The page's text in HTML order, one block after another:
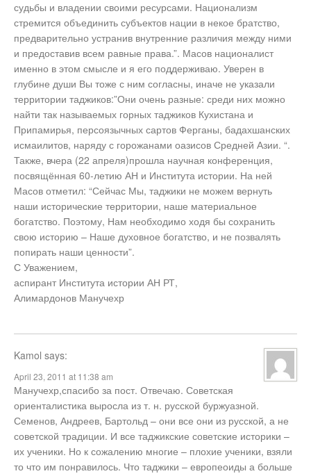
судьбы и владении своими ресурсами. Национализм
стремится объединить субъектов нации в некое братство,
предварительно устранив внутренние различия между ними
и предоставив всем равные права.”. Масов националист
именно в этом смысле и я его поддерживаю. Уверен в
глубине души Вы тоже с ним согласны, иначе не указали
территории таджиков:”Они очень разные: среди них можно
найти так называемых горных таджиков Кухистана и
Припамирья, персоязычных сартов Ферганы, бадахшанских
исмаилитов, наряду с горожанами оазисов Средней Азии. “.
Также, вчера (22 апреля)прошла научная конференция,
посвящённая 60-летию АН и Института истории. На ней
Масов отметил: “Сейчас Мы, таджики не можем вернуть
наши исторические территории, наше материальное
богатство. Поэтому, Нам необходимо ходя бы сохранить
свою историю – Наше духовное богатство, и не позвалять
попирать наши ценности”.
С Уважением,
аспирант Института истории АН РТ,
Алимардонов Манучехр
Kamol says:
April 23, 2011 at 11:38 am
Манучехр,спасибо за пост. Отвечаю. Советская
ориенталистика выросла из т. н. русской буржуазной.
Семенов, Андреев, Бартольд – они все они из русской, а не
советской традиции. И все таджикские советские историки –
их ученики. Но к сожалению многие – плохие ученики, взяли
то что им понравилось. Что таджики – европеоиды а больше